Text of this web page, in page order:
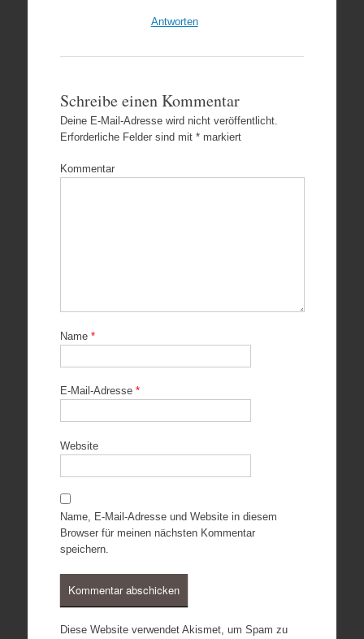
Antworten
Schreibe einen Kommentar
Deine E-Mail-Adresse wird nicht veröffentlicht.
Erforderliche Felder sind mit *markiert
Kommentar
Name *
E-Mail-Adresse *
Website
Name, E-Mail-Adresse und Website in diesem
Browser für meinen nächsten Kommentar
speichern.
Diese Website verwendet Akismet, um Spam zu